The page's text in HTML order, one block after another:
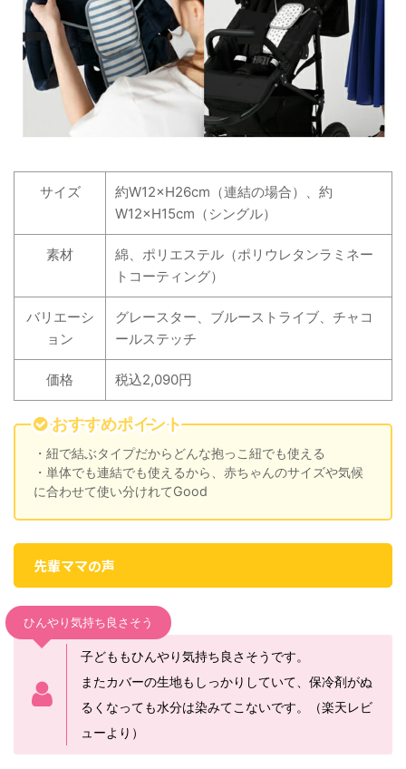
サイズ
約W12×H26cm（連結の場合）、約
W12×H15cm（シングル）
素材
綿、ポリエステル（ポリウレタンラミネー
トコーティング）
バリエーシ
ョン
グレースター、ブルーストライブ、チャコ
ールステッチ
価格 税込2,090円
おすすめポイント
・紐で結ぶタイプだからどんな抱っこ紐でも使える
・単体でも連結でも使えるから、赤ちゃんのサイズや気候
に合わせて使い分けれてGood
先輩ママの声
ひんやり気持ち良さそう
子どももひんやり気持ち良さそうです。
またカバーの生地もしっかりしていて、保冷剤がぬ
るくなっても水分は染みてこないです。（楽天レビ
ューより）